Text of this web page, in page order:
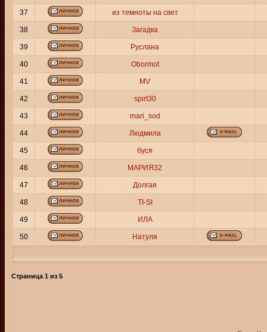
37 из темноты на свет
38 Загадка
39 Руслана
40 Obormot
41 MV
42 spirt30
43 mari_sod
44 Людмила
45 буся
46 МАРИЯ32
47 Долгая
48 TI-SI
49 ИЛА
50 Натуля
Страница 1 из 5